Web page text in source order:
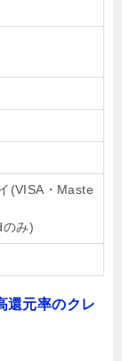
(VISA・Maste
み)
還元率のクレ